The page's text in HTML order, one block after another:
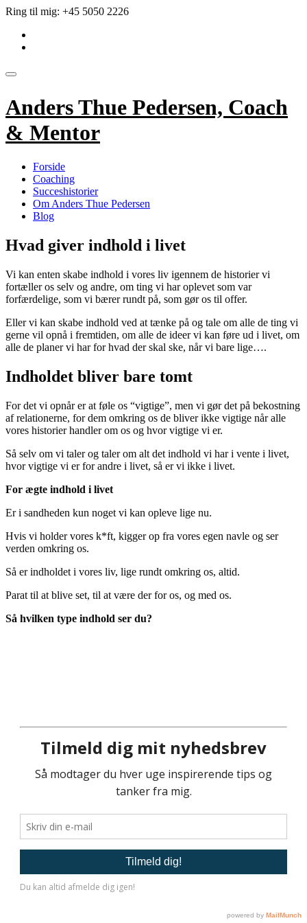
Videre
indhold
Ring til mig: +45 5050 2226
Skift
Anders Thue Pedersen, Coach
& Mentor
Forside
Coaching
Succeshistorier
Om Anders Thue Pedersen
Blog
Hvad giver indhold i livet
Vi kan enten skabe indhold i vores liv igennem de historier vi
fortæller os selv og andre, om ting vi har oplevet som var
forfærdelige, som vi bærer rundt på, som gør os til offer.
Eller vi kan skabe indhold ved at tænke på og tale om alle de ting vi
gerne vil opnå i fremtiden, om alle de ideer vi kan føre ud i livet, om
alle de planer vi har for hvad der skal ske, når vi bare lige….
Indholdet bliver bare tomt
For det vi opnår er at føle os “vigtige”, men vi gør det på bekostning
af relationerne, for dem omkring os de bliver ikke vigtige når alle
vores historier handler om os og hvor vigtige vi er.
Så selv om vi taler og taler om alt det indhold vi har i vente i livet,
hvor vigtige vi er for andre i livet, så er vi ikke i livet.
For ægte indhold i livet
Er i sandheden kun noget vi kan opleve lige nu.
Hvis vi holder vores k*ft, kigger op fra vores egen navle og ser
verden omkring os.
Så er indholdet i vores liv, lige rundt omkring os, altid.
Parat til at blive set, til at være der for os, og med os.
Så hvilken type indhold ser du?